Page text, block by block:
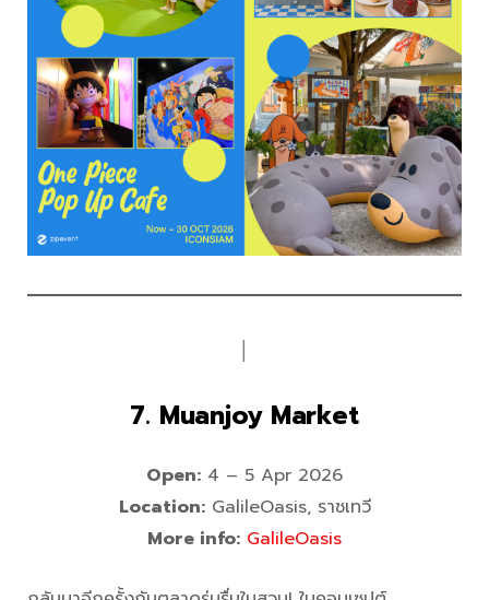
7. Muanjoy Market
Open: 4 – 5 Apr 2026
Location:GalileOasis, ราชเทวี
More info: GalileOasis